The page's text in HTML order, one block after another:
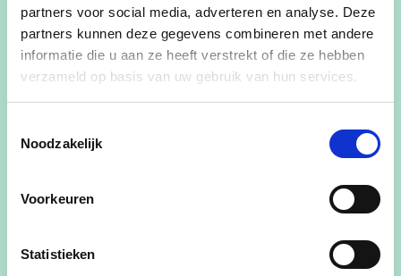
partners voor social media, adverteren en analyse. Deze
partners kunnen deze gegevens combineren met andere
informatie die u aan ze heeft verstrekt of die ze hebben
verzameld op basis van uw gebruik van hun services.
Noodzakelijk
Voorkeuren
Statistieken
Mijn visie omvat het luisteren naar de zorgen en
noden van de inwoners en het streven naar
Door de nadruk te leggen op transparantie,
integriteit, en respect voor alle inwoners, wil ik
thuis voelen en waar iedereen betrokken is bij het